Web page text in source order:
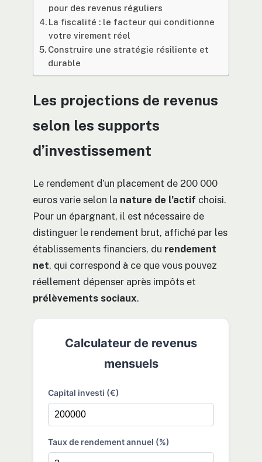
pour des revenus réguliers
La fiscalité : le facteur qui conditionne
votre virement réel
Construire une stratégie résiliente et
durable
Les projections de revenus
selon les supports
d’investissement
Le rendement d’un placement de 200 000
euros varie selon la nature de l’actif choisi.
Pour un épargnant, il est nécessaire de
distinguer le rendement brut, affiché par les
établissements financiers, du rendement
net, qui correspond à ce que vous pouvez
réellement dépenser après impôts et
prélèvements sociaux.
Calculateur de revenus
mensuels
Capital investi (€)
Taux de rendement annuel (%)